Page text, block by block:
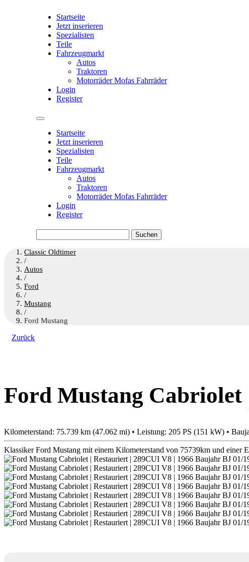
Startseite
Jetzt inserieren
Spezialisten
Teile
Fahrzeugmarkt
Autos
Traktoren
Motorräder Mofas Fahrräder
Login
Register
Startseite
Jetzt inserieren
Spezialisten
Teile
Fahrzeugmarkt
Autos
Traktoren
Motorräder Mofas Fahrräder
Login
Register
nach:
Classic Oldtimer
/
Autos
/
Ford
/
Mustang
/
Ford Mustang
Zurück
Ford Mustang Cabriolet
Kilometerstand: 75.739 km (47.062 mi) • Leistung: 205 PS (151 kW) •
Klassiker Ford Mustang mit einem Kilometerstand von 75739km und einer